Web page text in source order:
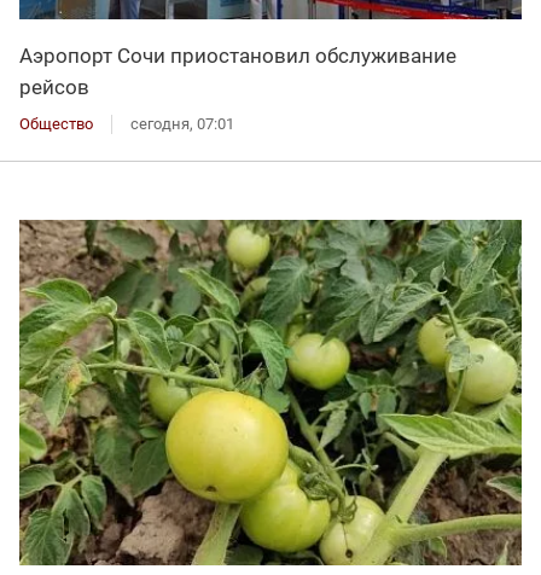
Аэропорт Сочи приостановил обслуживание
рейсов
Общество сегодня, 07:01